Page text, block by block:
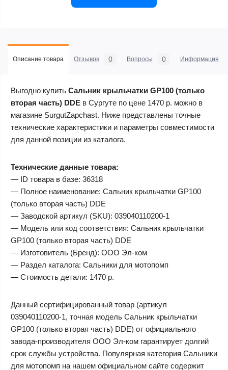
Описание товара Отзывов 0 Вопросы 0 Информация
Выгодно купить Сальник крыльчатки GP100 (только
вторая часть) DDE в Сургуте по цене 1470 р. можно в
магазине SurgutZapchast. Ниже представлены точные
технические характеристики и параметры совместимости
для данной позиции из каталога.
Технические данные товара:
— ID товара в базе: 36318
— Полное наименование: Сальник крыльчатки GP100
(только вторая часть) DDE
— Заводской артикул (SKU): 039040110200-1
— Модель или код соответствия: Сальник крыльчатки
GP100 (только вторая часть) DDE
— Изготовитель (Бренд): ООО Эл-ком
— Раздел каталога: Сальники для мотопомп
— Стоимость детали: 1470 р.
Данный сертифицированный товар (артикул
039040110200-1, точная модель Сальник крыльчатки
GP100 (только вторая часть) DDE) от официального
завода-производителя ООО Эл-ком гарантирует долгий
срок службы устройства. Популярная категория Сальники
для мотопомп на нашем официальном сайте содержит